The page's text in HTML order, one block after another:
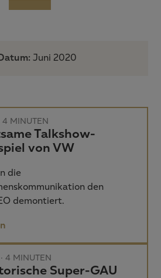
Datum: Juni 2020
4 MINUTEN
Talkshow-
von VW
die
den
demontiert.
4 MINUTEN
Super-GAU